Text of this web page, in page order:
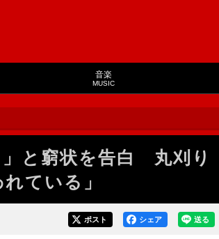
音楽
MUSIC
と窮状を告白 丸刈り
ている」
送る
シェア
ポスト